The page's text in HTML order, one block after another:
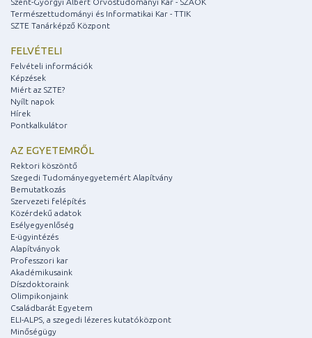
Szent-Györgyi Albert Orvostudományi Kar - SZAOK
Természettudományi és Informatikai Kar - TTIK
SZTE Tanárképző Központ
FELVÉTELI
Felvételi információk
Képzések
Miért az SZTE?
Nyílt napok
Hírek
Pontkalkulátor
AZ EGYETEMRŐL
Rektori köszöntő
Szegedi Tudományegyetemért Alapítvány
Bemutatkozás
Szervezeti felépítés
Közérdekű adatok
Esélyegyenlőség
E-ügyintézés
Alapítványok
Professzori kar
Akadémikusaink
Díszdoktoraink
Olimpikonjaink
Családbarát Egyetem
ELI-ALPS, a szegedi lézeres kutatóközpont
Minőségügy